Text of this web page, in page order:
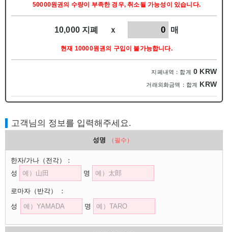
50000원권의 수량이 부족한 경우, 취소될 가능성이 있습니다.
10,000 지폐 ｘ 매
현재 10000원권의 구입이 불가능합니다.
지폐내역：합계 0 KRW
거래외화금액：합계 KRW
고객님의 정보를 입력해주세요.
성명 （필수）
한자/가나 （전각）
：
성
명
로마자 （반각）
：
성
명